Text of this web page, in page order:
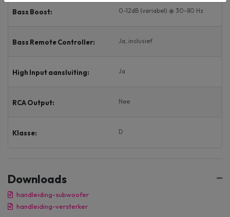
Bass Boost: 0-12dB (variabel) @ 30-80 Hz
Bass Remote Controller: Ja, inclusief
High Input aansluiting: Ja
RCA Output: Nee
Klasse: D
Downloads
handleiding-subwoofer
handleiding-versterker